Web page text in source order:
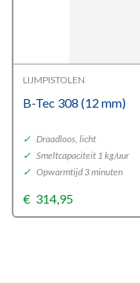
LIJMPISTOLEN
B-Tec 308 (12 mm)
✓ Draadloos, licht
✓ Smeltcapaciteit 1 kg/uur
✓ Opwarmtijd 3 minuten
€ 314,95